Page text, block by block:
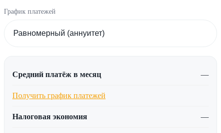
График платежей
Средний платёж в месяц —
Получить график платежей
Налоговая экономия —